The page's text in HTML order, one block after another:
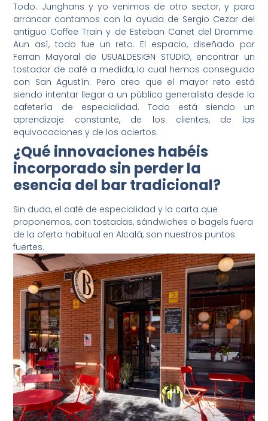
Todo. Junghans y yo venimos de otro sector, y para
arrancar contamos con la ayuda de Sergio Cezar del
antiguo Coffee Train y de Esteban Canet del Dromme.
Aun así, todo fue un reto. El espacio, diseñado por
Ferran Mayoral de USUALDESIGN STUDIO, encontrar un
tostador de café a medida, lo cual hemos conseguido
con San Agustín. Pero creo que el mayor reto está
siendo intentar llegar a un público generalista desde la
cafetería de especialidad. Todo está siendo un
aprendizaje constante, de los clientes, de las
equivocaciones y de los aciertos.
¿Qué innovaciones habéis
incorporado sin perder la
esencia del bar tradicional?
Sin duda, el café de especialidad y la carta que
proponemos, con tostadas, sándwiches o bagels fuera
de la oferta habitual en Alcalá, son nuestros puntos
fuertes.